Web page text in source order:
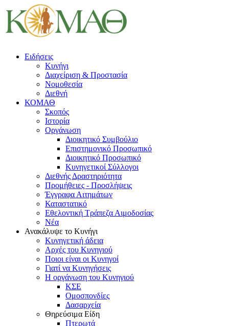
Ειδήσεις
Κυνήγι
Διαχείριση & Προστασία
Νομοθεσία
Διεθνή
ΚΟΜΑΘ
Σκοπός
Ιστορία
Οργάνωση
Διοικητικό Συμβούλιο
Επιστημονικό Προσωπικό
Διοικητικό Προσωπικό
Κυνηγετικοί Σύλλογοι
Διεθνής Δραστηριότητα
Προμήθειες - Προσλήψεις
Έγγραφα Αιτημάτων
Καταστατικό
Εθελοντική Τράπεζα Αιμοδοσίας
Νέα
Ανακάλυψε το Κυνήγι
Κυνηγετική άδεια
Αρχές του Κυνηγιού
Ποιοι είναι οι Κυνηγοί
Γιατί να Κυνηγήσεις
Η οργάνωση του Κυνηγιού
ΚΣΕ
Ομοσπονδίες
Δασαρχεία
Θηρεύσιμα Είδη
Πτερωτά